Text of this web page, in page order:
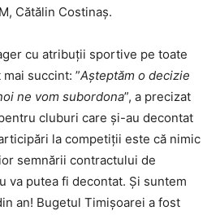
Cătălin Costinaș.
cu atribuții sportive pe toate
succint: ”Așteptăm o decizie
ne vom subordona”, a precizat
cluburi care și-au decontat
la competiții este că nimic
semnării contractului de
va putea fi decontat. Și suntem
an! Bugetul Timișoarei a fost